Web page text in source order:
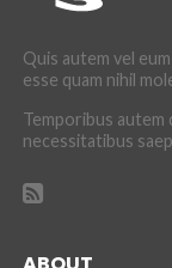
Quis autem vel
esse quam nihil
Temporibus
necessitatibus